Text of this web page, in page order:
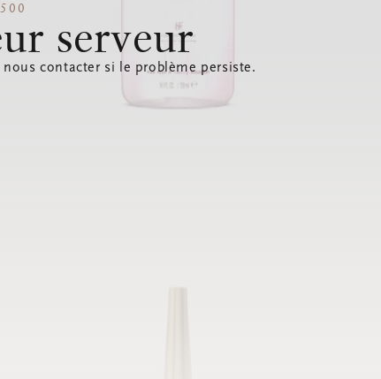
serveur
nous contacter si le problème persiste.